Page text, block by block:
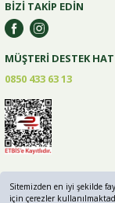
Sitemizden en iyi şekilde
için çerezler
BİZİ TAKİP EDİN
MÜŞTERİ DESTEK
0850 433 63 13
Copyright © 2019 - 2024